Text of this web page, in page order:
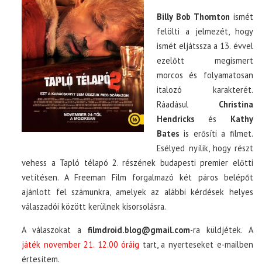
Billy Bob Thornton ismét
felölti a jelmezét, hogy
ismét eljátssza a 13. évvel
ezelőtt megismert
morcos és folyamatosan
italozó karakterét.
Ráadásul Christina
Hendricks és Kathy
Bates is erősíti a filmet.
Esélyed nyílik, hogy részt
vehess a Tapló télapó 2. részének budapesti premier előtti
vetítésen. A Freeman Film forgalmazó két páros belépőt
ajánlott fel számunkra, amelyek az alábbi kérdések helyes
válaszadói között kerülnek kisorsolásra.
A válaszokat a filmdroid.blog@gmail.com-ra küldjétek. A
játék november 21. 12.00 óráig tart, a nyerteseket e-mailben
értesítem.